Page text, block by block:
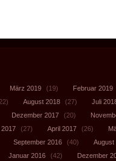
März 2019 (19) Februar 2019
August 2018 (27)
Juli
Dezember 2017 (20)
2017 (27) April 2017 (26)
September 2016 (40)
August
Januar 2016 (42)
Dezember